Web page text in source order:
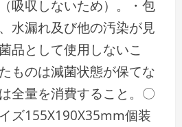
吸収しないため）。・包
水漏れ及び他の汚染が見
品として使用しないこ
ものは減菌状態が保てな
全量を消費すること。〇
ズ155X190X35mm個装